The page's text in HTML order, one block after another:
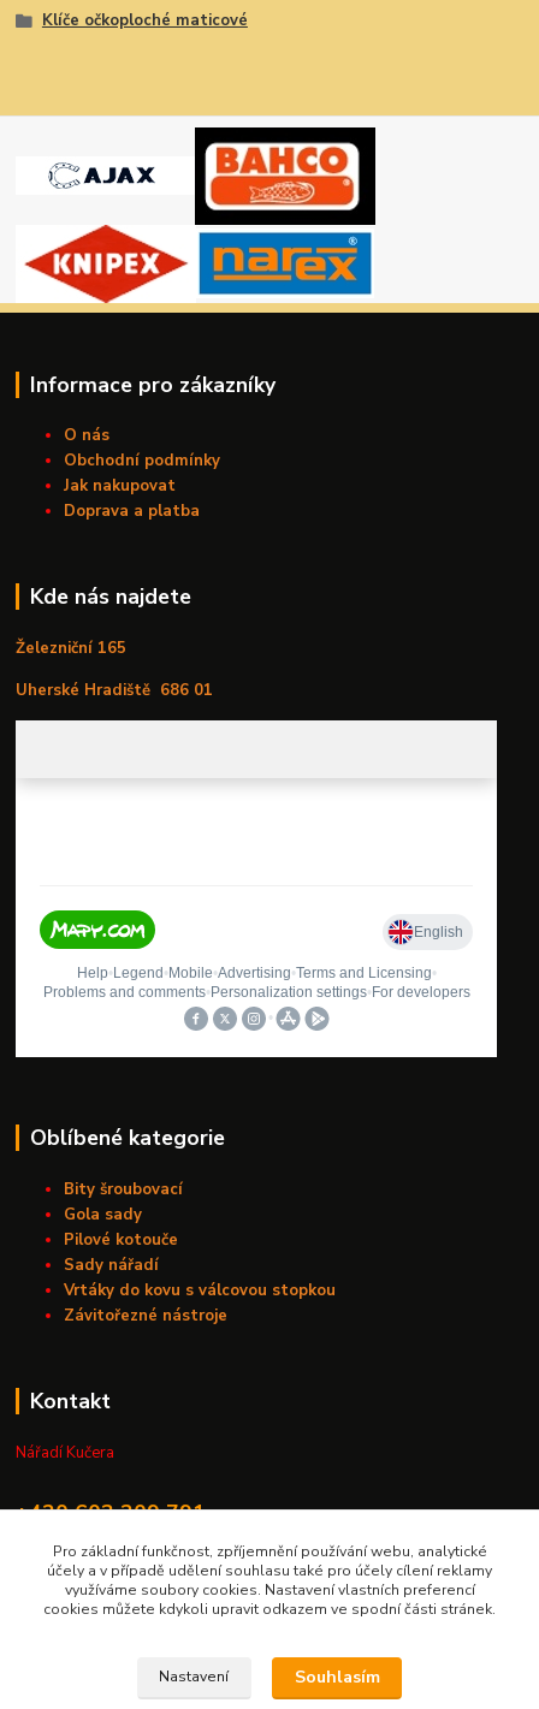
Klíče očkoploché maticové
Informace pro zákazníky
O nás
Obchodní podmínky
Jak nakupovat
Doprava a platba
Kde nás najdete
Železniční 165
Uherské Hradiště 686 01
Oblíbené kategorie
Bity šroubovací
Gola sady
Pilové kotouče
Sady nářadí
Vrtáky do kovu s válcovou stopkou
Závitořezné nástroje
Kontakt
Nářadí Kučera
+420 603 209 791
info@naradikucera.cz
Upravit sběr cookies.
Pro základní funkčnost, zpříjemnění používání webu, analytické
účely a v případě udělení souhlasu také pro účely cílení reklamy
využíváme soubory cookies. Nastavení vlastních preferencí
cookies můžete kdykoli upravit odkazem ve spodní části stránek.
Nastavení Souhlasím